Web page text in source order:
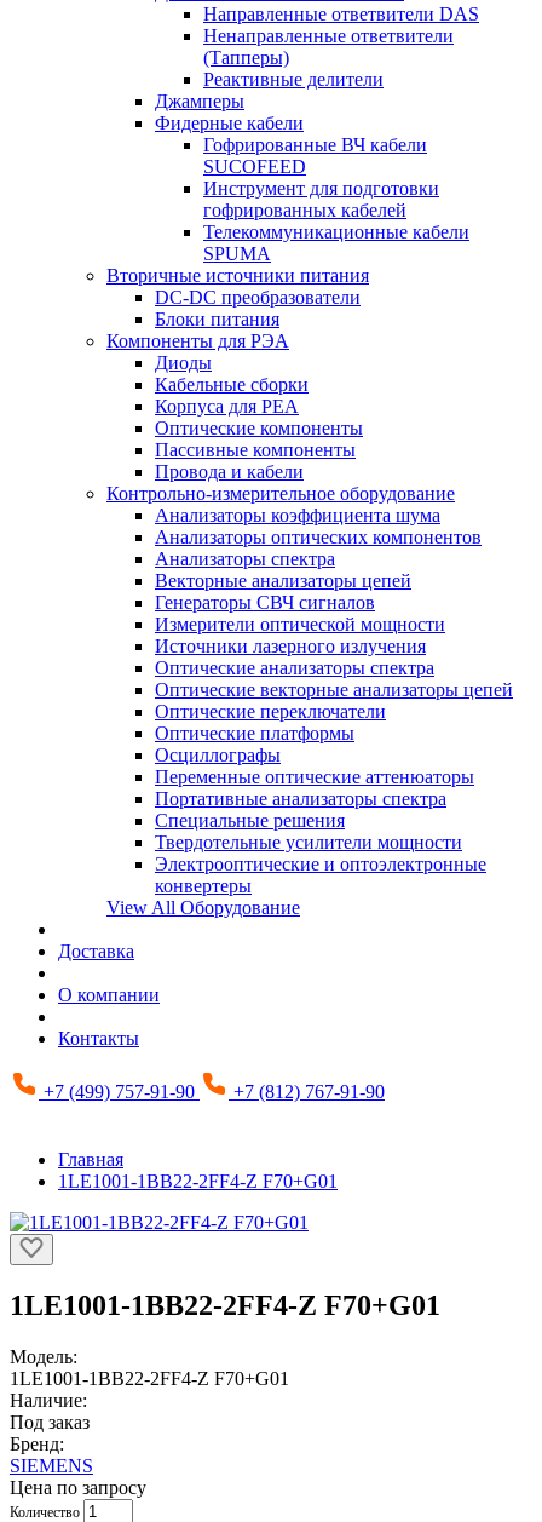
Направленные ответвители DAS
Ненаправленные ответвители
(Тапперы)
Реактивные делители
Джамперы
Фидерные кабели
Гофрированные ВЧ кабели
SUCOFEED
Инструмент для подготовки
гофрированных кабелей
Телекоммуникационные кабели
SPUMA
Вторичные источники питания
DC-DC преобразователи
Блоки питания
Компоненты для РЭА
Диоды
Кабельные сборки
Корпуса для РЕА
Оптические компоненты
Пассивные компоненты
Провода и кабели
Контрольно-измерительное оборудование
Анализаторы коэффициента шума
Анализаторы оптических компонентов
Анализаторы спектра
Векторные анализаторы цепей
Генераторы СВЧ сигналов
Измерители оптической мощности
Источники лазерного излучения
Оптические анализаторы спектра
Оптические векторные анализаторы цепей
Оптические переключатели
Оптические платформы
Осциллографы
Переменные оптические аттенюаторы
Портативные анализаторы спектра
Специальные решения
Твердотельные усилители мощности
Электрооптические и оптоэлектронные
конвертеры
View All Оборудование
Доставка
О компании
Контакты
+7 (499) 757-91-90 +7 (812) 767-91-90
Главная
1LE1001-1BB22-2FF4-Z F70+G01
1LE1001-1BB22-2FF4-Z F70+G01
Модель:
1LE1001-1BB22-2FF4-Z F70+G01
Наличие:
Под заказ
Бренд:
SIEMENS
Цена по запросу
Количество